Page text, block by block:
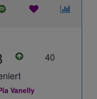
40
Vanelly